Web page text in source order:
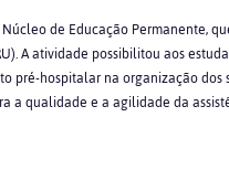
de Educação Permanente,
A atividade possibilitou aos
hospitalar na organização dos
a qualidade e a agilidade da